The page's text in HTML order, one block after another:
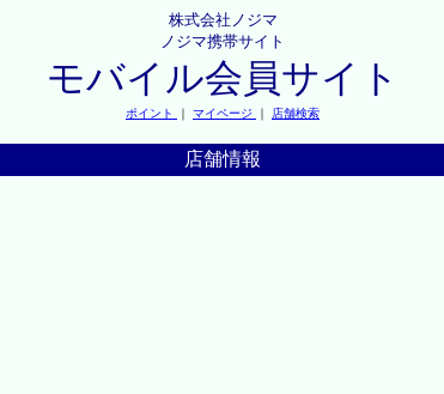
株式会社ノジマ
ノジマ携帯サイト
モバイル会員サイト
ポイント ｜ マイページ ｜ 店舗検索
店舗情報